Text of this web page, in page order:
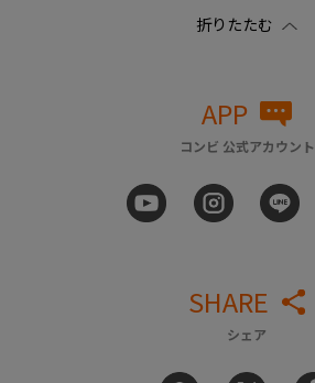
APP
コンビ 公式アカウント
SHARE
シェア